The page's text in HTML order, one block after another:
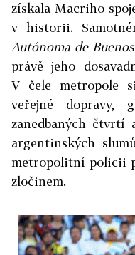
získala Macriho
v historii.
Autónoma de
právě jeho
V čele metropole
veřejné dopravy,
zanedbaných čtvrtí
argentinských
metropolitní policii
zločinem.